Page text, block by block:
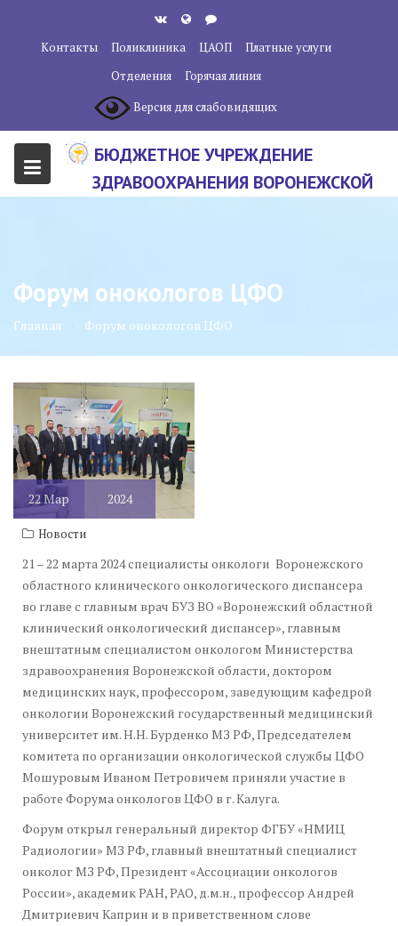
содержанию
Контакты Поликлиника ЦАОП
Платные услуги
Отделения
Горячая линия
Версия для слабовидящих
БЮДЖЕТНОЕ УЧРЕЖДЕНИЕ
ЗДРАВООХРАНЕНИЯ ВОРОНЕЖСКОЙ
ЦЕНТР"
Форум онокологов ЦФО
Главная Форум онокологов ЦФО
22Мар 2024
Новости
21 – 22 марта 2024 специалисты онкологи Воронежского
областного клинического онкологического диспансера
во главе с главным врач БУЗ ВО «Воронежский областной
клинический онкологический диспансер», главным
внештатным специалистом онкологом Министерства
здравоохранения Воронежской области, доктором
медицинских наук, профессором, заведующим кафедрой
онкологии Воронежский государственный медицинский
университет им. Н.Н. Бурденко МЗ РФ, Председателем
комитета по организации онкологической службы ЦФО
Мошуровым Иваном Петровичем приняли участие в
работе Форума онкологов ЦФО в г. Калуга.
Форум открыл генеральный директор ФГБУ «НМИЦ
Радиологии» МЗ РФ, главный внештатный специалист
онколог МЗ РФ, Президент «Ассоциации онкологов
России», академик РАН, РАО, д.м.н., профессор Андрей
Дмитриевич Каприн и в приветственном слове